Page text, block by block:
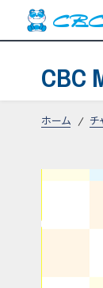
CBC
ホーム チ